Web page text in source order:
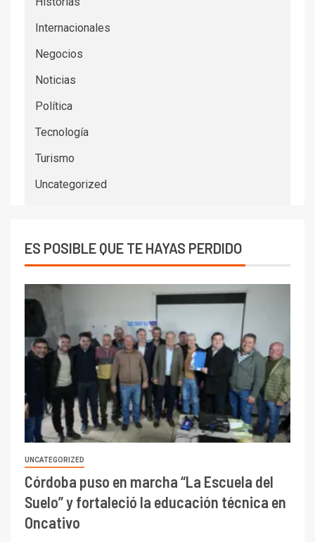
Internacionales
Negocios
Noticias
Política
Tecnología
Turismo
Uncategorized
ES POSIBLE QUE TE HAYAS PERDIDO
UNCATEGORIZED
Córdoba puso en marcha “La Escuela del
Suelo” y fortaleció la educación técnica en
Oncativo